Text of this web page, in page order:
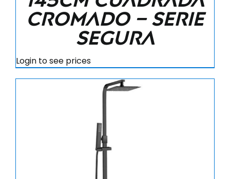
cromado – Serie
Segura
Login to see prices